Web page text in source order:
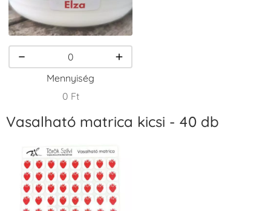
VersaCraft
Tintapárna -
Csokibarna
+1.380 Ft
VersaCraft
Tintapárna -
Erdőzöld
+790 Ft
Fekete
+1.380 Ft
Fenyőzöld
+1.380 Ft
Mennyiség
0 Ft
Vasalható matrica kicsi - 40 db